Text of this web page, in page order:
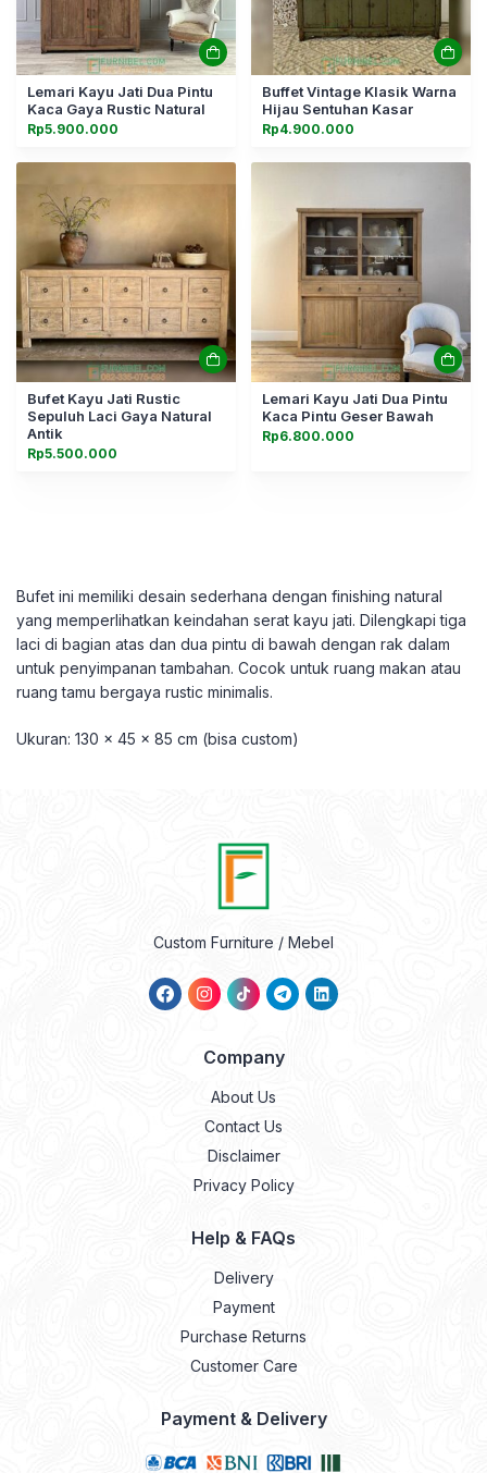
Lemari Kayu Jati Dua Pintu
Kaca Gaya Rustic Natural
Rp5.900.000
Buffet Vintage Klasik Warna
Hijau Sentuhan Kasar
Rp4.900.000
Bufet Kayu Jati Rustic
Sepuluh Laci Gaya Natural
Antik
Rp5.500.000
Lemari Kayu Jati Dua Pintu
Kaca Pintu Geser Bawah
Rp6.800.000
Bufet ini memiliki desain sederhana dengan finishing natural
yang memperlihatkan keindahan serat kayu jati. Dilengkapi tiga
laci di bagian atas dan dua pintu di bawah dengan rak dalam
untuk penyimpanan tambahan. Cocok untuk ruang makan atau
ruang tamu bergaya rustic minimalis.
Ukuran: 130 x 45 x 85 cm (bisa custom)
Custom Furniture / Mebel
Company
About Us
Contact Us
Disclaimer
Privacy Policy
Help & FAQs
Delivery
Payment
Purchase Returns
Customer Care
Payment & Delivery